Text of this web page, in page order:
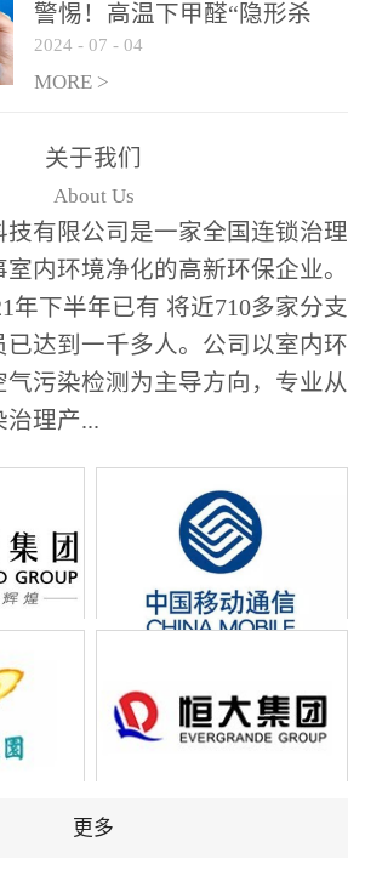
警惕！高温下甲醛“隐形杀
手”来袭，你的家安全吗？
2024 - 07 - 04
MORE >
关于我们
About Us
技有限公司是一家全国连锁治理
内环境净化的高新环保企业。
年下半年已有 将近710多家分支
达到一千多人。公司以室内环
污染检测为主导方向，专业从
治理产...
更多